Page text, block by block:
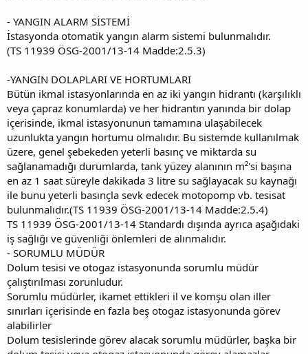
- YANGIN ALARM SİSTEMİ
İstasyonda otomatik yangın alarm sistemi bulunmalıdır.
(TS 11939 ÖSG-2001/13-14 Madde:2.5.3)
-YANGIN DOLAPLARI VE HORTUMLARI
Bütün ikmal istasyonlarında en az iki yangın hidrantı (karşılıklı
veya çapraz konumlarda) ve her hidrantın yanında bir dolap
içerisinde, ikmal istasyonunun tamamına ulaşabilecek
uzunlukta yangın hortumu olmalıdır. Bu sistemde kullanılmak
üzere, genel şebekeden yeterli basınç ve miktarda su
sağlanamadığı durumlarda, tank yüzey alanının m²'si başına
en az 1 saat süreyle dakikada 3 litre su sağlayacak su kaynağı
ile bunu yeterli basınçla sevk edecek motopomp vb. tesisat
bulunmalıdır.(TS 11939 ÖSG-2001/13-14 Madde:2.5.4)
TS 11939 ÖSG-2001/13-14 Standardı dışında ayrıca aşağıdaki
iş sağlığı ve güvenliği önlemleri de alınmalıdır.
- SORUMLU MÜDÜR
Dolum tesisi ve otogaz istasyonunda sorumlu müdür
çalıştırılması zorunludur.
Sorumlu müdürler, ikamet ettikleri il ve komşu olan iller
sınırları içerisinde en fazla beş otogaz istasyonunda görev
alabilirler
Dolum tesislerinde görev alacak sorumlu müdürler, başka bir